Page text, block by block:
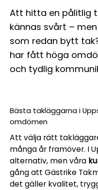
Att hitta en pålitlig
kännas svårt –
som redan bytt
har fått höga
och tydlig
Bästa takläggarna i
omdömen
Att välja rätt
många år framöver. I
alternativ, men våra
gång att Gästrike
det gäller kvalitet,